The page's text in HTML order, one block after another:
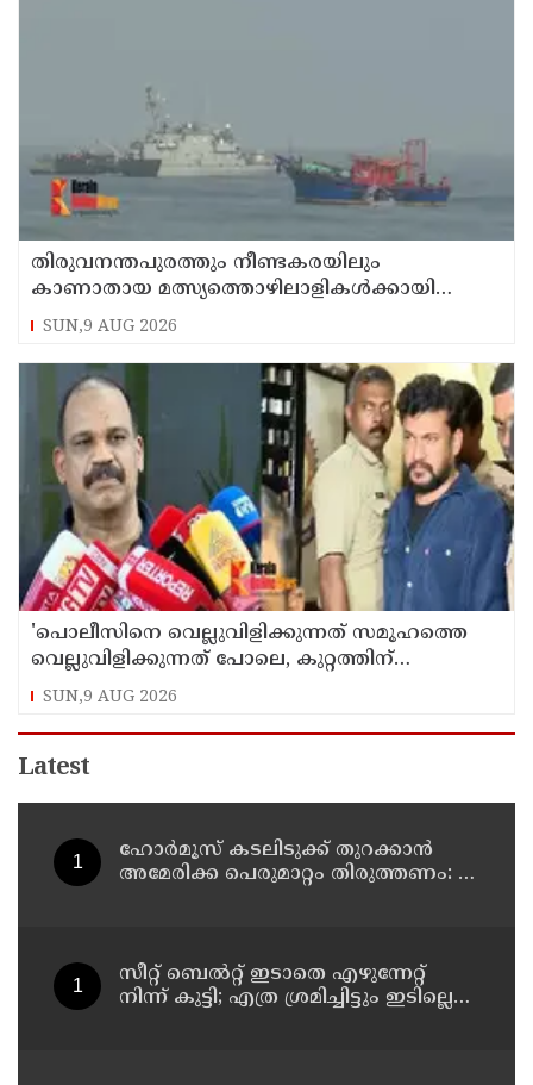
തിരുവനന്തപുരത്തും നീണ്ടകരയിലും
കാണാതായ മത്സ്യത്തൊഴിലാളികള്‍ക്കായി
തിരച്ചില്‍ പത്താം ദിവസത്തിലേക്ക്
SUN,9 AUG 2026
'പൊലീസിനെ വെല്ലുവിളിക്കുന്നത് സമൂഹത്തെ
വെല്ലുവിളിക്കുന്നത് പോലെ, കുറ്റത്തിന്
അനുസരിച്ച് ശിക്ഷ നല്‍കും':എഡിജിപി
SUN,9 AUG 2026
Latest
ഹോര്‍മൂസ് കടലിടുക്ക് തുറക്കാന്‍
അമേരിക്ക പെരുമാറ്റം തിരുത്തണം: 6
സീറ്റ് ബെല്‍റ്റ് ഇടാതെ എഴുന്നേറ്റ്
നിന്ന് കുട്ടി; എത്ര ശ്രമിച്ചിട്ടും ഇടില്ലെന്ന്